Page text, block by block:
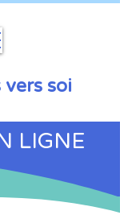
vers soi
LIGNE